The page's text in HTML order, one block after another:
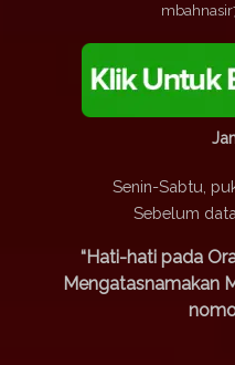
Senin-Sabtu,
Sebelum
“Hati-hati pada
Mengatasnamakan